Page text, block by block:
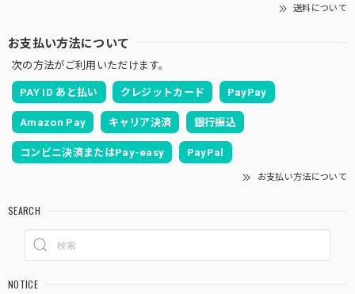
送料について
お支払い方法について
次の方法がご利用いただけます。
PAY ID あと払い クレジットカード PayPay
Amazon Pay キャリア決済 銀行振込
コンビニ決済またはPay-easy PayPal
お支払い方法について
SEARCH
NOTICE